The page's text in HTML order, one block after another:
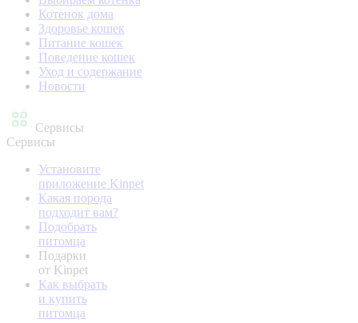
Котенок дома
Здоровье кошек
Питание кошек
Поведение кошек
Уход и содержание
Новости
Сервисы
Сервисы
Установите
приложение Kinpet
Какая порода
подходит вам?
Подобрать
питомца
Подарки
от Kinpet
Как выбрать
и купить
питомца